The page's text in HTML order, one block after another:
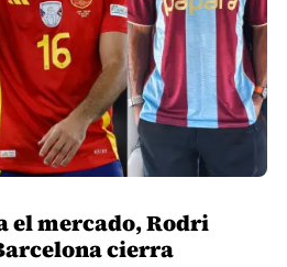
el mercado, Rodri
cierra